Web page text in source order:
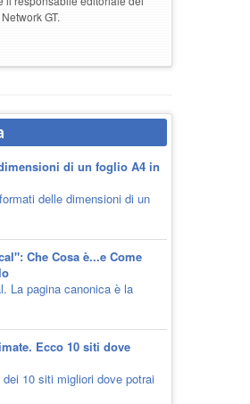
GT.
di un foglio A4 in
delle dimensioni di un
Che Cosa è...e Come
La pagina canonica è la
Ecco 10 siti dove
dei 10 siti migliori dove potrai